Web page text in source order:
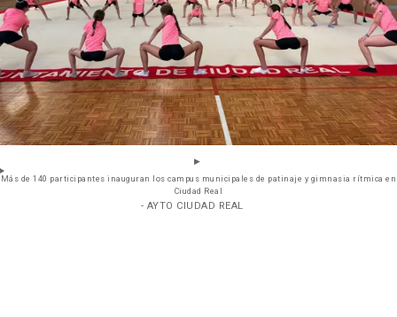
Más de 140 participantes inauguran los campus municipales de patinaje y gimnasia rítmica en
Ciudad Real
- AYTO CIUDAD REAL